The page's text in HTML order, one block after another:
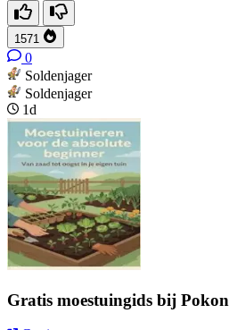
1571
0
Soldenjager
Soldenjager
1d
Gratis moestuingids bij Pokon